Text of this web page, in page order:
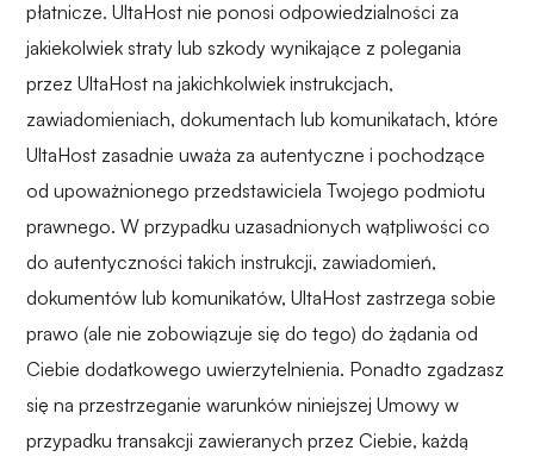
płatnicze. UltaHost nie ponosi odpowiedzialności za
jakiekolwiek straty lub szkody wynikające z polegania
przez UltaHost na jakichkolwiek instrukcjach,
zawiadomieniach, dokumentach lub komunikatach, które
UltaHost zasadnie uważa za autentyczne i pochodzące
od upoważnionego przedstawiciela Twojego podmiotu
prawnego. W przypadku uzasadnionych wątpliwości co
do autentyczności takich instrukcji, zawiadomień,
dokumentów lub komunikatów, UltaHost zastrzega sobie
prawo (ale nie zobowiązuje się do tego) do żądania od
Ciebie dodatkowego uwierzytelnienia. Ponadto zgadzasz
się na przestrzeganie warunków niniejszej Umowy w
przypadku transakcji zawieranych przez Ciebie, każdą